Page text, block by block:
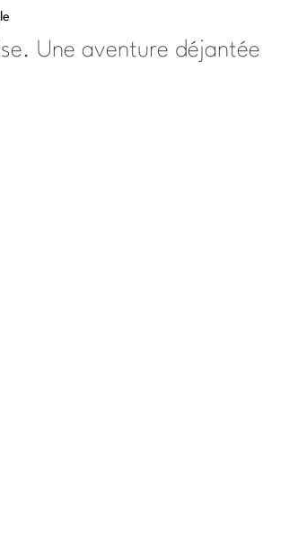
Une aventure déjantée